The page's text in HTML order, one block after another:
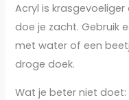
Acryl is
doe je zacht. Gebruik
met water of een
droge doek.
Wat je beter niet